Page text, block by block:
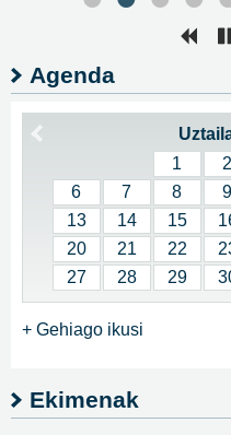
Agenda
1
2
6
7 8 9
13
14 15
20
21 22
27
28 29
+ Gehiago ikusi
Ekimenak